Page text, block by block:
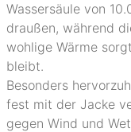
Wassersäule von
draußen, während
wohlige Wärme
bleibt.
Besonders
fest mit der Jacke
gegen Wind und